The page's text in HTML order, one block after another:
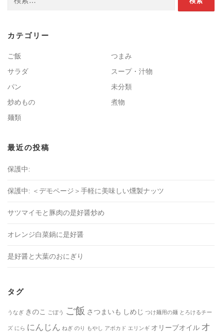
カテゴリー
ご飯
つまみ
サラダ
スープ・汁物
パン
未分類
炒めもの
煮物
麺類
最近の投稿
保護中:
保護中: ＜デモページ＞手軽に美味しい燻製ナッツ
サツマイモと豚肉の是好醤炒め
オレンジ白菜鍋に是好醤
是好醤と大葉のおにぎり
タグ
うなぎ きのこ ごぼう ご飯 さつまいも しめじ つけ麺用の麺 とろけるチー
ズ にら にんじん ねぎ のり もやし アボカド エリンギ オリーブオイル オ